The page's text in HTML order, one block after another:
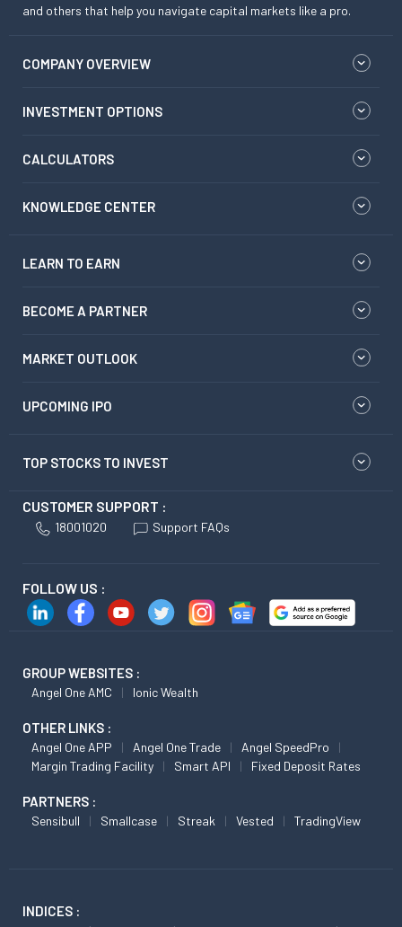
and others that help you navigate capital markets like a pro.
COMPANY OVERVIEW
INVESTMENT OPTIONS
CALCULATORS
KNOWLEDGE CENTER
LEARN TO EARN
BECOME A PARTNER
MARKET OUTLOOK
UPCOMING IPO
TOP STOCKS TO INVEST
CUSTOMER SUPPORT :
18001020 Support FAQs
FOLLOW US :
GROUP WEBSITES :
Angel One AMC Ionic Wealth
OTHER LINKS :
Angel One APP Angel One Trade
Angel SpeedPro
Margin Trading Facility
Smart API Fixed Deposit Rates
PARTNERS :
Sensibull Smallcase Streak Vested TradingView
INDICES :